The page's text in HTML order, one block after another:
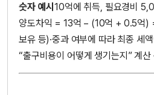
숫자 예시10억에 취득, 필요경비
양도차익 = 13억 − (10억 + 0.5억)
보유 등)·중과 여부에 따라 최종 세
“출구비용이 어떻게 생기는지” 계